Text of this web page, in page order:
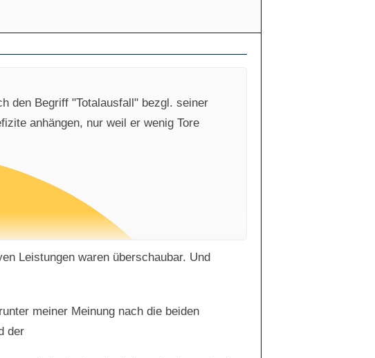
den Begriff "Totalausfall" bezgl. seiner
anhängen, nur weil er wenig Tore
Leistungen waren überschaubar. Und
meiner Meinung nach die beiden
der